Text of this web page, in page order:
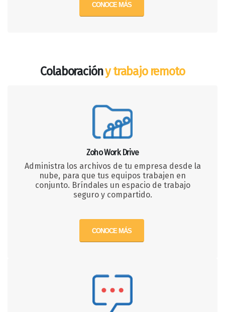
CONOCE MÁS
Colaboracióny trabajo remoto
Zoho Work Drive
Administra los archivos de tu empresa desde la
nube, para que tus equipos trabajen en
conjunto. Bríndales un espacio de trabajo
seguro y compartido.
CONOCE MÁS